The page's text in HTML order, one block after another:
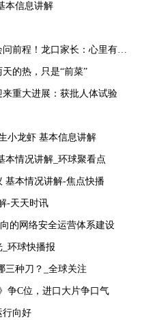
本信息讲解
程！龙口家长：心里有底了
的热，只是“前菜”
重大进展：获批人体试验
小龙虾 基本信息讲解
本情况讲解_环球聚看点
基本情况讲解-焦点快播
-天天时讯
的网络安全运营体系建设
环球快播报
三种刀？_全球关注
争C位，进口大片争口气
行向好